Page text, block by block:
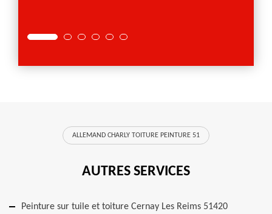
ALLEMAND CHARLY TOITURE PEINTURE 51
AUTRES SERVICES
Peinture sur tuile et toiture Cernay Les Reims 51420